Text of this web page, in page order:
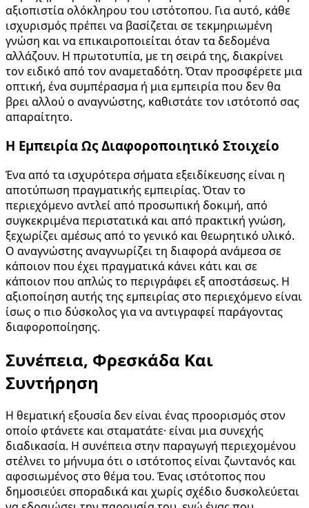
αξιοπιστία ολόκληρου του ιστότοπου. Για αυτό, κάθε
ισχυρισμός πρέπει να βασίζεται σε τεκμηριωμένη
γνώση και να επικαιροποιείται όταν τα δεδομένα
αλλάζουν. Η πρωτοτυπία, με τη σειρά της, διακρίνει
τον ειδικό από τον αναμεταδότη. Όταν προσφέρετε μια
οπτική, ένα συμπέρασμα ή μια εμπειρία που δεν θα
βρει αλλού ο αναγνώστης, καθιστάτε τον ιστότοπό σας
απαραίτητο.
Η Εμπειρία Ως Διαφοροποιητικό Στοιχείο
Ένα από τα ισχυρότερα σήματα εξειδίκευσης είναι η
αποτύπωση πραγματικής εμπειρίας. Όταν το
περιεχόμενο αντλεί από προσωπική δοκιμή, από
συγκεκριμένα περιστατικά και από πρακτική γνώση,
ξεχωρίζει αμέσως από το γενικό και θεωρητικό υλικό.
Ο αναγνώστης αναγνωρίζει τη διαφορά ανάμεσα σε
κάποιον που έχει πραγματικά κάνει κάτι και σε
κάποιον που απλώς το περιγράφει εξ αποστάσεως. Η
αξιοποίηση αυτής της εμπειρίας στο περιεχόμενο είναι
ίσως ο πιο δύσκολος για να αντιγραφεί παράγοντας
διαφοροποίησης.
Συνέπεια, Φρεσκάδα Και
Συντήρηση
Η θεματική εξουσία δεν είναι ένας προορισμός στον
οποίο φτάνετε και σταματάτε· είναι μια συνεχής
διαδικασία. Η συνέπεια στην παραγωγή περιεχομένου
στέλνει το μήνυμα ότι ο ιστότοπος είναι ζωντανός και
αφοσιωμένος στο θέμα του. Ένας ιστότοπος που
δημοσιεύει σποραδικά και χωρίς σχέδιο δυσκολεύεται